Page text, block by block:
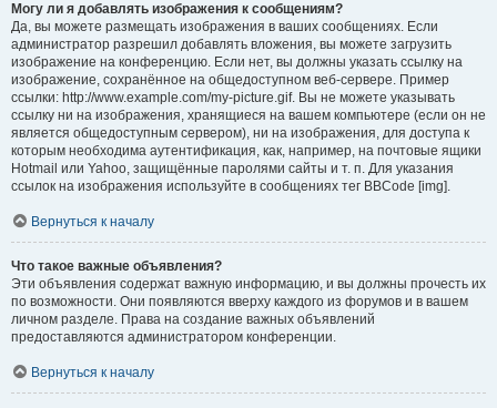
Могу ли я добавлять изображения к сообщениям?
Да, вы можете размещать изображения в ваших сообщениях. Если
администратор разрешил добавлять вложения, вы можете загрузить
изображение на конференцию. Если нет, вы должны указать ссылку на
изображение, сохранённое на общедоступном веб-сервере. Пример
ссылки: http://www.example.com/my-picture.gif. Вы не можете указывать
ссылку ни на изображения, хранящиеся на вашем компьютере (если он не
является общедоступным сервером), ни на изображения, для доступа к
которым необходима аутентификация, как, например, на почтовые ящики
Hotmail или Yahoo, защищённые паролями сайты и т. п. Для указания
ссылок на изображения используйте в сообщениях тег BBCode [img].
Вернуться к началу
Что такое важные объявления?
Эти объявления содержат важную информацию, и вы должны прочесть их
по возможности. Они появляются вверху каждого из форумов и в вашем
личном разделе. Права на создание важных объявлений
предоставляются администратором конференции.
Вернуться к началу